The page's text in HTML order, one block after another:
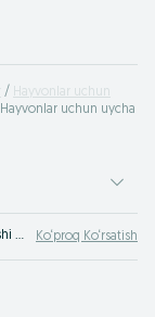
Hayvonlar uchun
Hayvonlar uchun uycha
Namangan Hayvonlar uchun uycha bo'limida eng yaxshi takliflar. OLXda hamyonbop narxlarda mahsulot va xizmatlarning katta tanlovi! OLX.uz da ko'plab takliflar! Ko‘proq Ko‘rsatish